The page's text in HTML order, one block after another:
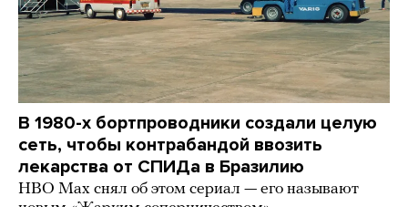
В 1980-х бортпроводники создали целую
сеть, чтобы контрабандой ввозить
лекарства от СПИДа в Бразилию
HBO Max снял об этом сериал — его называют